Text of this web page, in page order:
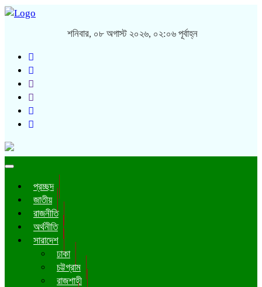
শনিবার, ০৮ অগাস্ট ২০২৬, ০২:০৬ পূর্বাহ্ন
Toggle
প্রচ্ছদ
জাতীয়
রাজনীতি
অর্থনীতি
সারাদেশ
ঢাকা
চট্টগ্রাম
রাজশাহী